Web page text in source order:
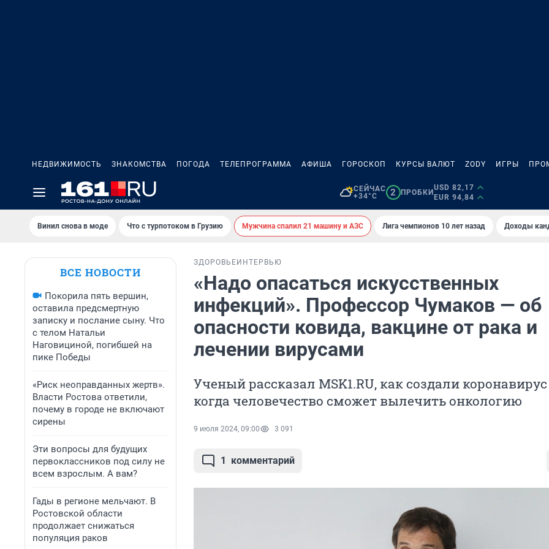
НЕДВИЖИМОСТЬ ЗНАКОМСТВА ПОГОДА ТЕЛЕПРОГРАММА АФИША ГОРОСКОП КУРСЫ ВАЛЮТ ZODY ИГРЫ
СЕЙЧАС
+34°C
2 ПРОБКИ
USD 82,17
EUR 94,84
Винил снова в моде Что с турпотоком в Грузию Мужчина спалил 21 машину и АЗС Лига чемпионов 10 лет назад Доходы
ВСЕ НОВОСТИ
Покорила пять вершин,
оставила предсмертную
записку и послание сыну. Что
с телом Натальи
Наговициной, погибшей на
пике Победы
«Риск неоправданных жертв».
Власти Ростова ответили,
почему в городе не включают
сирены
Эти вопросы для будущих
первоклассников под силу не
всем взрослым. А вам?
Гады в регионе мельчают. В
Ростовской области
продолжает снижаться
популяция раков
ЗДОРОВЬЕ ИНТЕРВЬЮ
«Надо опасаться искусственных
инфекций». Профессор Чумаков — об
опасности ковида, вакцине от рака и
лечении вирусами
Ученый рассказал MSK1.RU, как создали
когда человечество сможет вылечить онкологию
9 июля 2024, 09:00 3 091
1 комментарий